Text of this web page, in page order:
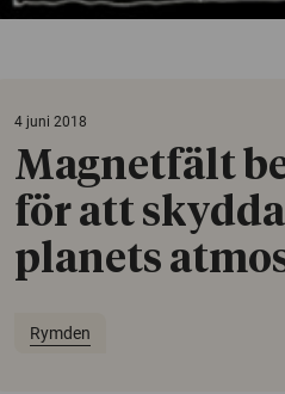
4 juni 2018
Magnetfält
för att
planets
Rymden